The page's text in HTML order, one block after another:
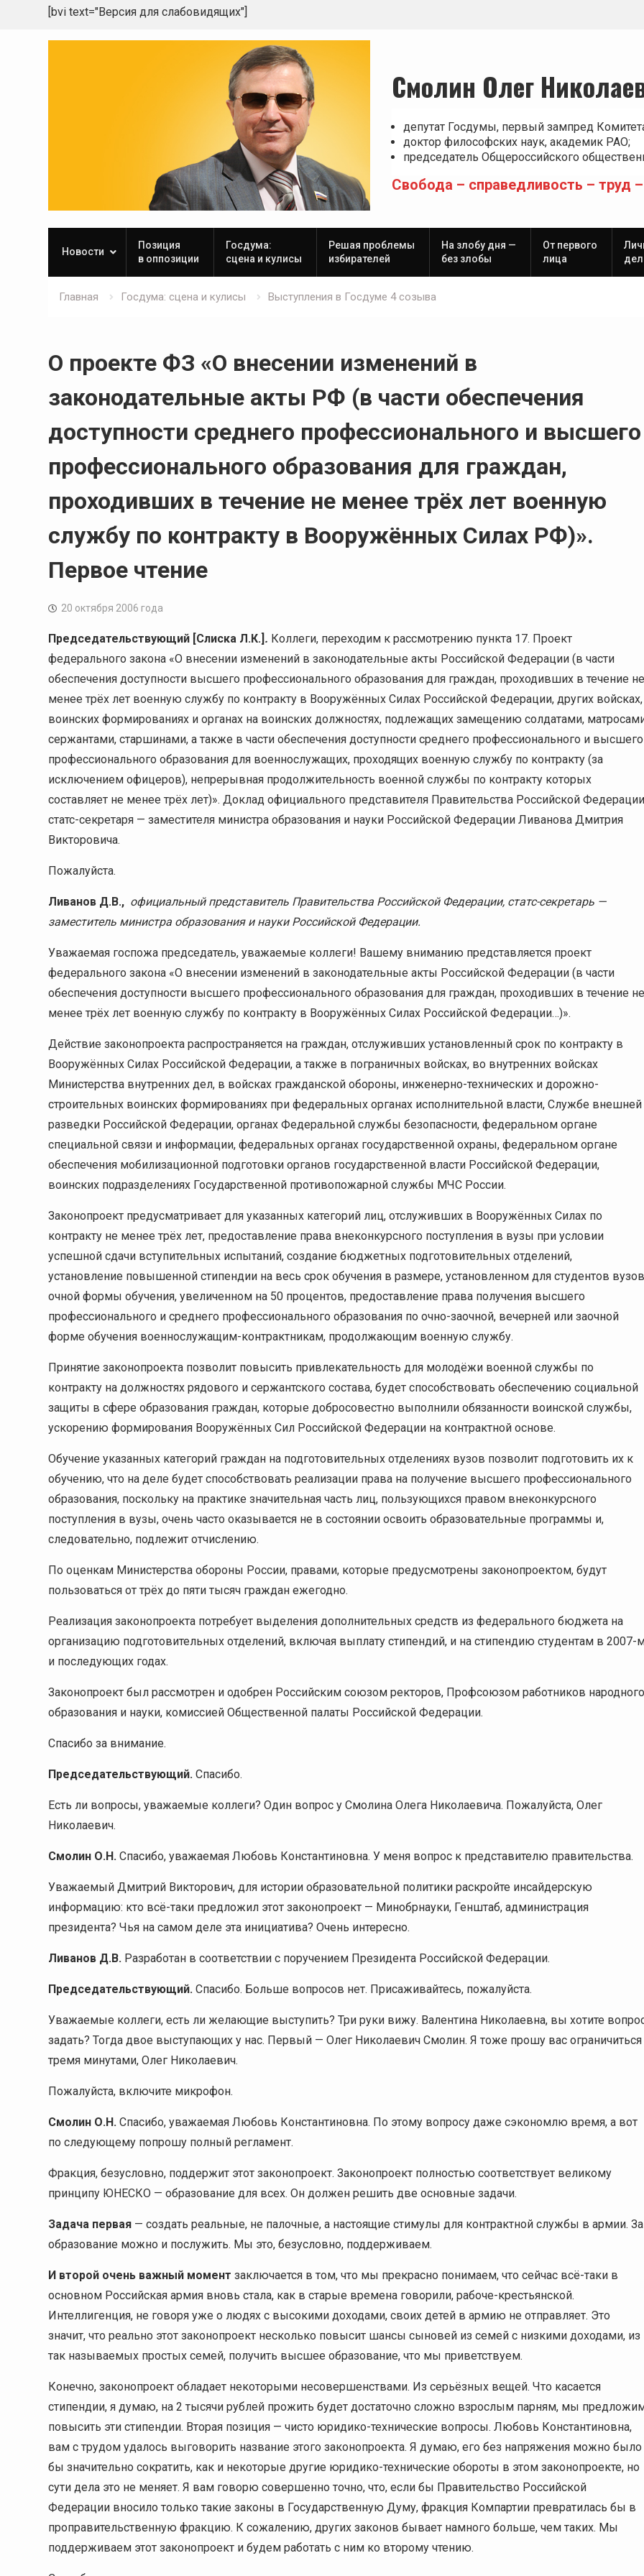
[bvi text="Версия для слабовидящих"]
Смолин Олег
депутат Госдумы, первый зампред
доктор философских наук, академик РАО;
председатель Общероссийского
Свобода – справедливость – труд
Новости
Позиция
в оппозиции
Госдума:
сцена и кулисы
Решая проблемы
избирателей
На злобу дня —
без злобы
От первого
лица
Главная Госдума: сцена и кулисы Выступления в Госдуме 4 созыва
О проекте ФЗ «О внесении изменений в
законодательные акты РФ (в части обеспечения
доступности среднего профессионального и высшего
профессионального образования для граждан,
проходивших в течение не менее трёх лет военную
службу по контракту в Вооружённых Силах РФ)».
Первое чтение
20 октября 2006 года
Председательствующий [Слиска Л.К.] . Коллеги, переходим к рассмотрению пункта 17. Проект
федерального закона «О внесении изменений в законодательные акты Российской Федерации (в части
обеспечения доступности высшего профессионального образования для граждан, проходивших в течение не
менее трёх лет военную службу по контракту в Вооружённых Силах Российской Федерации, других войсках,
воинских формированиях и органах на воинских должностях, подлежащих замещению солдатами,
сержантами, старшинами, а также в части обеспечения доступности среднего профессионального и высшего
профессионального образования для военнослужащих, проходящих военную службу по контракту (за
исключением офицеров), непрерывная продолжительность военной службы по контракту которых
составляет не менее трёх лет)». Доклад официального представителя Правительства Российской Федерации
статс-секретаря — заместителя министра образования и науки Российской Федерации Ливанова Дмитрия
Викторовича.
Пожалуйста.
Ливанов Д.В., официальный представитель Правительства Российской Федерации, статс-секретарь —
заместитель министра образования и науки Российской Федерации.
Уважаемая госпожа председатель, уважаемые коллеги! Вашему вниманию представляется проект
федерального закона «О внесении изменений в законодательные акты Российской Федерации (в части
обеспечения доступности высшего профессионального образования для граждан, проходивших в течение не
менее трёх лет военную службу по контракту в Вооружённых Силах Российской Федерации…)».
Действие законопроекта распространяется на граждан, отслуживших установленный срок по контракту в
Вооружённых Силах Российской Федерации, а также в пограничных войсках, во внутренних войсках
Министерства внутренних дел, в войсках гражданской обороны, инженерно-технических и дорожно-
строительных воинских формированиях при федеральных органах исполнительной власти, Службе внешней
разведки Российской Федерации, органах Федеральной службы безопасности, федеральном органе
специальной связи и информации, федеральных органах государственной охраны, федеральном органе
обеспечения мобилизационной подготовки органов государственной власти Российской Федерации,
воинских подразделениях Государственной противопожарной службы МЧС России.
Законопроект предусматривает для указанных категорий лиц, отслуживших в Вооружённых Силах по
контракту не менее трёх лет, предоставление права внеконкурсного поступления в вузы при условии
успешной сдачи вступительных испытаний, создание бюджетных подготовительных отделений,
установление повышенной стипендии на весь срок обучения в размере, установленном для студентов вузов
очной формы обучения, увеличенном на 50 процентов, предоставление права получения высшего
профессионального и среднего профессионального образования по очно-заочной, вечерней или заочной
форме обучения военнослужащим-контрактникам, продолжающим военную службу.
Принятие законопроекта позволит повысить привлекательность для молодёжи военной службы по
контракту на должностях рядового и сержантского состава, будет способствовать обеспечению социальной
защиты в сфере образования граждан, которые добросовестно выполнили обязанности воинской службы,
ускорению формирования Вооружённых Сил Российской Федерации на контрактной основе.
Обучение указанных категорий граждан на подготовительных отделениях вузов позволит подготовить их к
обучению, что на деле будет способствовать реализации права на получение высшего профессионального
образования, поскольку на практике значительная часть лиц, пользующихся правом внеконкурсного
поступления в вузы, очень часто оказывается не в состоянии освоить образовательные программы и,
следовательно, подлежит отчислению.
По оценкам Министерства обороны России, правами, которые предусмотрены законопроектом, будут
пользоваться от трёх до пяти тысяч граждан ежегодно.
Реализация законопроекта потребует выделения дополнительных средств из федерального бюджета на
организацию подготовительных отделений, включая выплату стипендий, и на стипендию студентам в 2007-
и последующих годах.
Законопроект был рассмотрен и одобрен Российским союзом ректоров, Профсоюзом работников народного
образования и науки, комиссией Общественной палаты Российской Федерации.
Спасибо за внимание.
Председательствующий. Спасибо.
Есть ли вопросы, уважаемые коллеги? Один вопрос у Смолина Олега Николаевича. Пожалуйста, Олег
Николаевич.
Смолин О.Н. Спасибо, уважаемая Любовь Константиновна. У меня вопрос к представителю правительства.
Уважаемый Дмитрий Викторович, для истории образовательной политики раскройте инсайдерскую
информацию: кто всё-таки предложил этот законопроект — Минобрнауки, Генштаб, администрация
президента? Чья на самом деле эта инициатива? Очень интересно.
Ливанов Д.В. Разработан в соответствии с поручением Президента Российской Федерации.
Председательствующий. Спасибо. Больше вопросов нет. Присаживайтесь, пожалуйста.
Уважаемые коллеги, есть ли желающие выступить? Три руки вижу. Валентина Николаевна, вы хотите
задать? Тогда двое выступающих у нас. Первый — Олег Николаевич Смолин. Я тоже прошу вас ограничиться
тремя минутами, Олег Николаевич.
Пожалуйста, включите микрофон.
Смолин О.Н. Спасибо, уважаемая Любовь Константиновна. По этому вопросу даже сэкономлю время, а вот
по следующему попрошу полный регламент.
Фракция, безусловно, поддержит этот законопроект. Законопроект полностью соответствует великому
принципу ЮНЕСКО — образование для всех. Он должен решить две основные задачи.
Задача первая — создать реальные, не палочные, а настоящие стимулы для контрактной службы в армии. За
образование можно и послужить. Мы это, безусловно, поддерживаем.
И второй очень важный момент заключается в том, что мы прекрасно понимаем, что сейчас всё-таки в
основном Российская армия вновь стала, как в старые времена говорили, рабоче-крестьянской.
Интеллигенция, не говоря уже о людях с высокими доходами, своих детей в армию не отправляет. Это
значит, что реально этот законопроект несколько повысит шансы сыновей из семей с низкими доходами, из
так называемых простых семей, получить высшее образование, что мы приветствуем.
Конечно, законопроект обладает некоторыми несовершенствами. Из серьёзных вещей. Что касается
стипендии, я думаю, на 2 тысячи рублей прожить будет достаточно сложно взрослым парням, мы
повысить эти стипендии. Вторая позиция — чисто юридико-технические вопросы. Любовь Константиновна,
вам с трудом удалось выговорить название этого законопроекта. Я думаю, его без напряжения можно было
бы значительно сократить, как и некоторые другие юридико-технические обороты в этом законопроекте, но
сути дела это не меняет. Я вам говорю совершенно точно, что, если бы Правительство Российской
Федерации вносило только такие законы в Государственную Думу, фракция Компартии превратилась бы в
проправительственную фракцию. К сожалению, других законов бывает намного больше, чем таких. Мы
поддерживаем этот законопроект и будем работать с ним ко второму чтению.